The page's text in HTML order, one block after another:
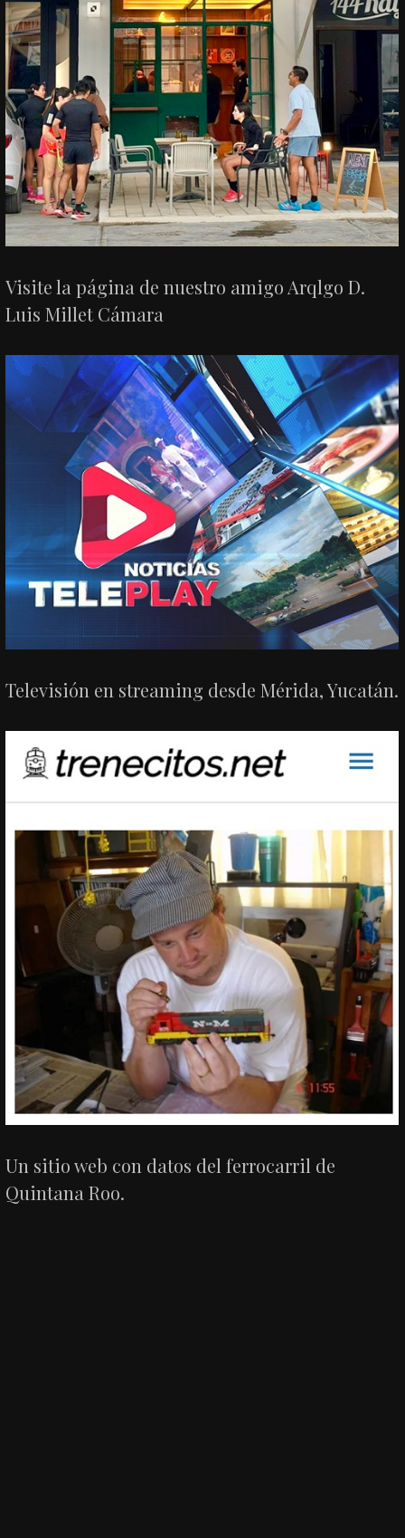
Visite la página de nuestro amigo Arqlgo D.
Luis Millet Cámara
Televisión en streaming desde Mérida, Yucatán.
Un sitio web con datos del ferrocarril de
Quintana Roo.